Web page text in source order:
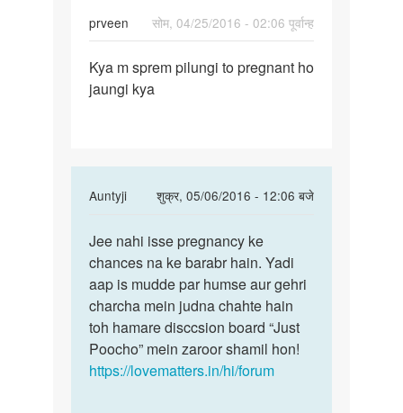
prveen
सोम, 04/25/2016 - 02:06 पूर्वान्ह
Kya
m
Kya m sprem pilungi to pregnant ho
jaungi kya
Auntyji
शुक्र, 05/06/2016 - 12:06 बजे
In
to
Kya
m
sprem
pilungi
to
by
Jee
nahi
isse
pregnancy
ke
Jee nahi isse pregnancy ke
chances na ke barabr hain. Yadi
aap is mudde par humse aur gehri
charcha mein judna chahte hain
toh hamare disccsion board “Just
Poocho” mein zaroor shamil hon!
https://lovematters.in/hi/forum